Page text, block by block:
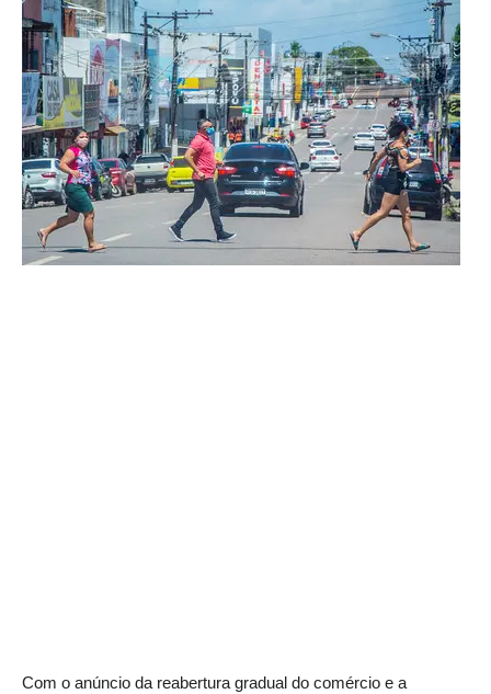
Com o anúncio da reabertura gradual do comércio e a